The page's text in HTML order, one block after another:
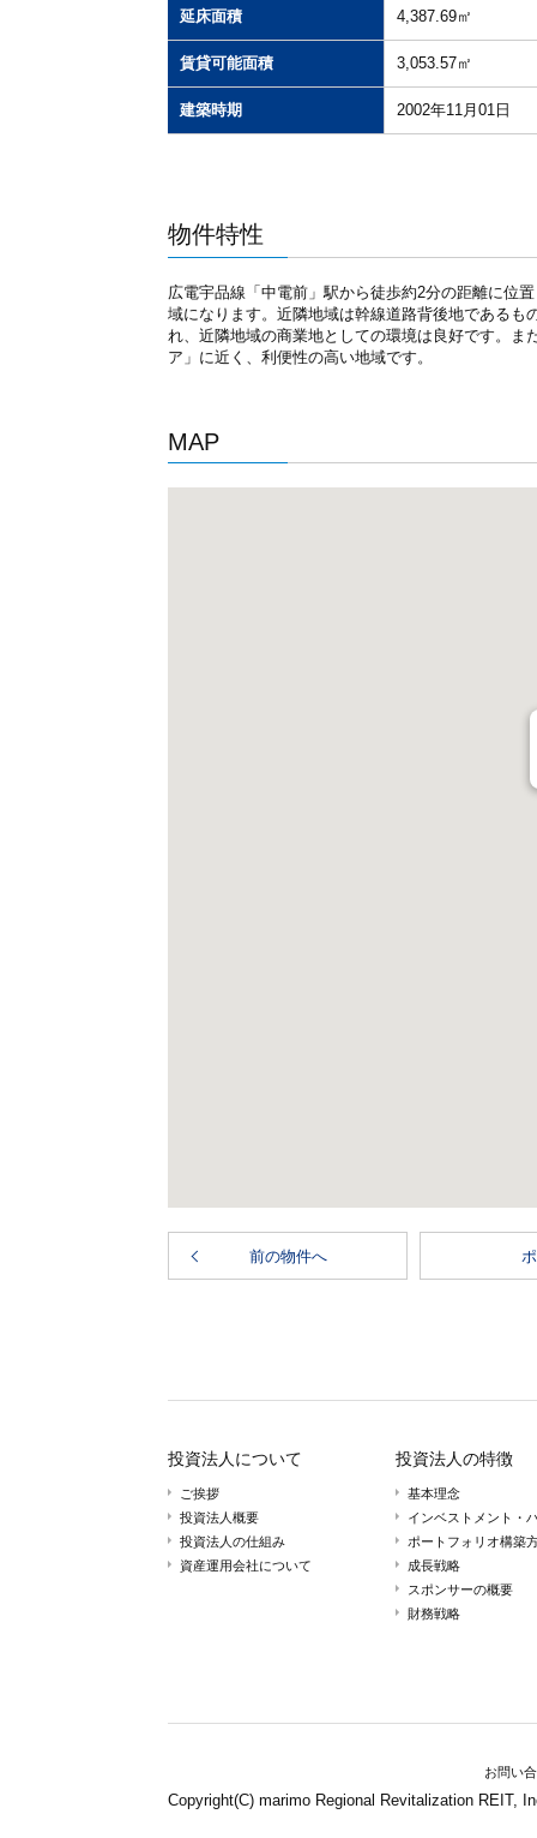
延床面積 4,387.69㎡
賃貸可能面積 3,053.57㎡
建築時期 2002年11月01日
物件特性
広電宇品線「中電前」駅から徒歩約2分の距離に位
域になります。近隣地域は幹線道路背後地である
れ、近隣地域の商業地としての環境は良好です。
ア」に近く、利便性の高い地域です。
MAP
前の物件へ
投資法人について
ご挨拶
投資法人概要
投資法人の仕組み
資産運用会社について
投資法人の特徴
基本理念
インベストメント・
ポートフォリオ構築
成長戦略
スポンサーの概要
財務戦略
お問い
Copyright(C) marimo Regional Revitalization REIT,